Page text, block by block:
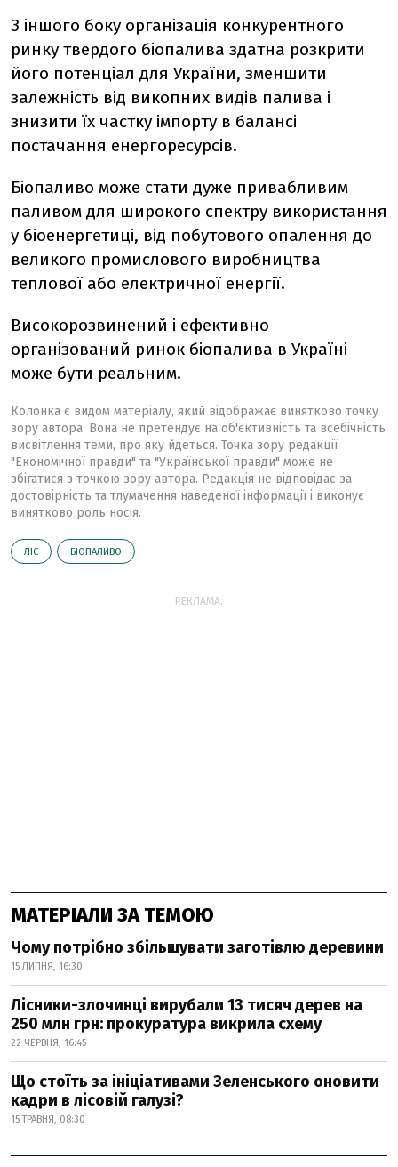
З іншого боку організація конкурентного
ринку твердого біопалива здатна розкрити
його потенціал для України, зменшити
залежність від викопних видів палива і
знизити їх частку імпорту в балансі
постачання енергоресурсів.
Біопаливо може стати дуже привабливим
паливом для широкого спектру використання
у біоенергетиці, від побутового опалення до
великого промислового виробництва
теплової або електричної енергії.
Високорозвинений і ефективно
організований ринок біопалива в Україні
може бути реальним.
Колонка є видом матеріалу, який відображає винятково точку
зору автора. Вона не претендує на об'єктивність та всебічність
висвітлення теми, про яку йдеться. Точка зору редакції
"Економічної правди" та "Української правди" може не
збігатися з точкою зору автора. Редакція не відповідає за
достовірність та тлумачення наведеної інформації і виконує
винятково роль носія.
ЛІС БІОПАЛИВО
РЕКЛАМА:
МАТЕРІАЛИ ЗА ТЕМОЮ
Чому потрібно збільшувати заготівлю деревини
15 ЛИПНЯ, 16:30
Лісники-злочинці вирубали 13 тисяч дерев на
250 млн грн: прокуратура викрила схему
22 ЧЕРВНЯ, 16:45
Що стоїть за ініціативами Зеленського оновити
кадри в лісовій галузі?
15 ТРАВНЯ, 08:30